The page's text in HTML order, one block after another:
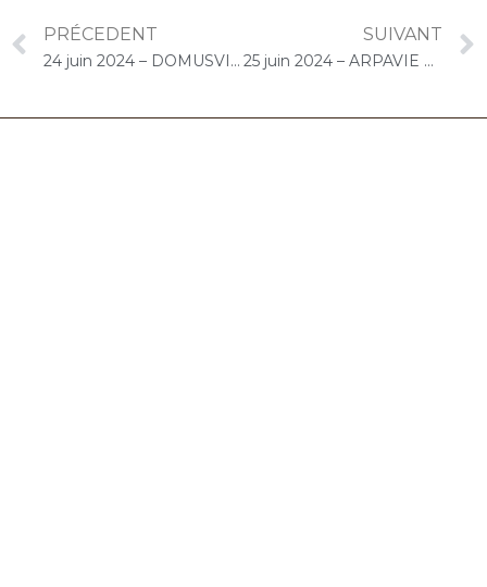
PRÉCEDENT
24 juin 2024 – DOMUSVI Les Templitudes « Parc Clause » (Brétigny-sur-Orge) : Atelier « Chantons Ensemble »
SUIVANT
25 juin 2024 – ARPAVIE Saint-Thibault (Boussy-Saint-Antoine) : Concert « Choco-Cello Solo »